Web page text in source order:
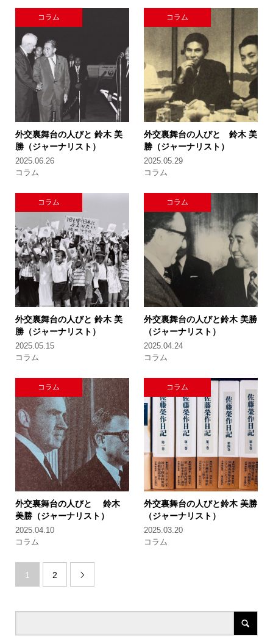
コラム
外交裏舞台の人びと 鈴木 美
勝（ジャーナリスト）
2025.06.26
コラム
コラム
外交裏舞台の人びと
鈴木 美
勝（ジャーナリスト）
2025.05.29
コラム
コラム
外交裏舞台の人びと 鈴木 美
勝（ジャーナリスト）
2025.05.15
コラム
コラム
外交裏舞台の人びと鈴木 美勝
（ジャーナリスト）
2025.04.24
コラム
コラム
外交裏舞台の人びと
鈴木
美勝（ジャーナリスト）
2025.04.10
コラム
コラム
外交裏舞台の人びと鈴木 美勝
（ジャーナリスト）
2025.03.20
コラム
1 2 